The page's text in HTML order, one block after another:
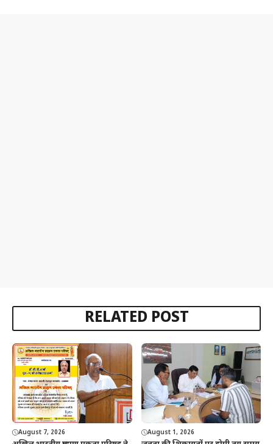
RELATED POST
August 7, 2026 August 1, 2026